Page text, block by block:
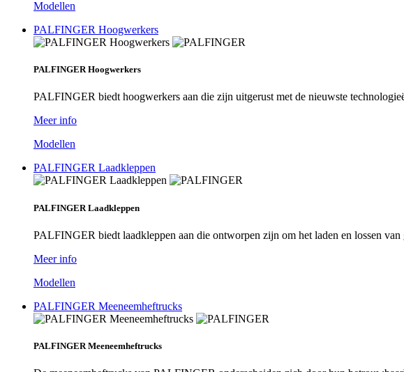
Modellen
PALFINGER Hoogwerkers
PALFINGER Hoogwerkers
PALFINGER biedt hoogwerkers aan die zijn uitgerust met de nieuwste
Meer info
Modellen
PALFINGER Laadkleppen
PALFINGER Laadkleppen
PALFINGER biedt laadkleppen aan die ontworpen zijn om het laden en lossen
Meer info
Modellen
PALFINGER Meeneemheftrucks
PALFINGER Meeneemheftrucks